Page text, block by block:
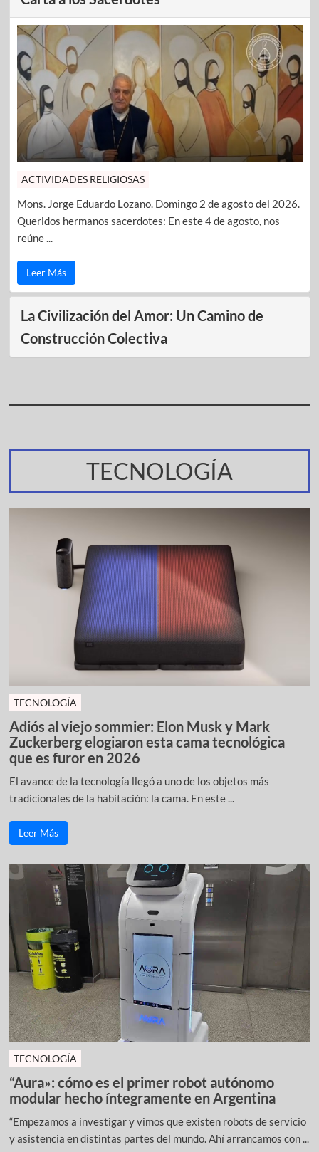
ACTIVIDADES RELIGIOSAS
Mons. Jorge Eduardo Lozano. Domingo 2 de agosto del 2026.
Queridos hermanos sacerdotes: En este 4 de agosto, nos
reúne ...
Leer Más
La Civilización del Amor: Un Camino de
Construcción Colectiva
TECNOLOGÍA
TECNOLOGÍA
Adiós al viejo sommier: Elon Musk y Mark
Zuckerberg elogiaron esta cama tecnológica
que es furor en 2026
El avance de la tecnología llegó a uno de los objetos más
tradicionales de la habitación: la cama. En este ...
Leer Más
TECNOLOGÍA
“Aura»: cómo es el primer robot autónomo
modular hecho íntegramente en Argentina
“Empezamos a investigar y vimos que existen robots de servicio
y asistencia en distintas partes del mundo. Ahí arrancamos con ...